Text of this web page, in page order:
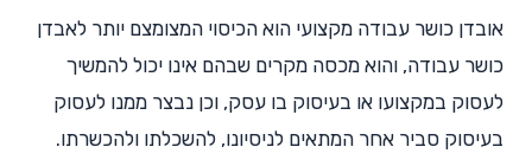
אובדן כושר עבודה מקצועי הוא הכיסוי המצומצם יותר לאבדן
כושר עבודה, והוא מכסה מקרים שבהם אינו יכול להמשיך
לעסוק במקצועו או בעיסוק בו עסק, וכן נבצר ממנו לעסוק
בעיסוק סביר אחר המתאים לניסיונו, להשכלתו ולהכשרתו.